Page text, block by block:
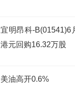
宜明昂科-B(01541)6
港元回购16.32万股
美油高开0.6%